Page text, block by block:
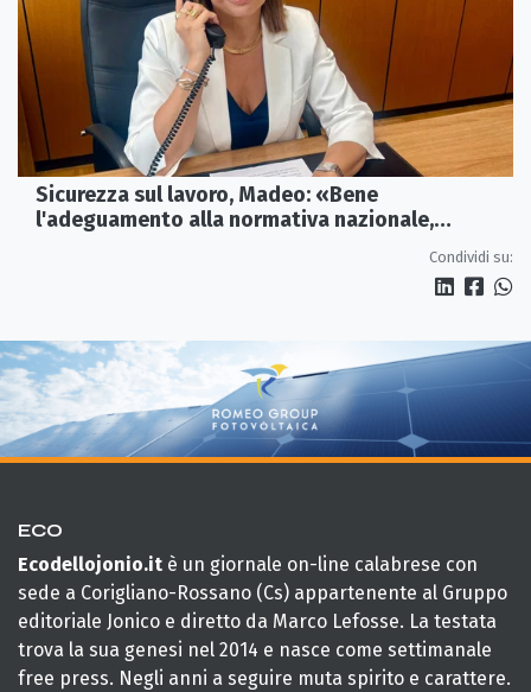
Sicurezza sul lavoro, Madeo: «Bene
l'adeguamento alla normativa nazionale,
Condividi su:
ECO
Ecodellojonio.it è un giornale on-line calabrese con
sede a Corigliano-Rossano (Cs) appartenente al Gruppo
editoriale Jonico e diretto da Marco Lefosse. La testata
trova la sua genesi nel 2014 e nasce come settimanale
free press. Negli anni a seguire muta spirito e carattere.